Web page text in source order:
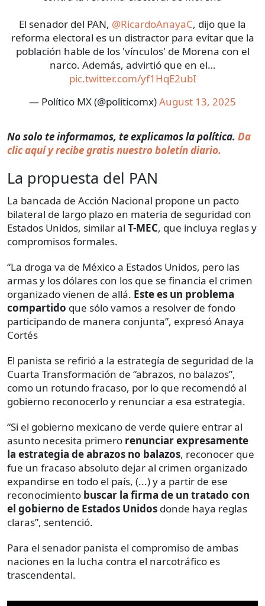
El senador del PAN, @RicardoAnayaC, dijo que la
reforma electoral es un distractor para evitar que la
población hable de los 'vínculos' de Morena con el
narco. Además, advirtió que en el…
pic.twitter.com/yf1HqE2ubI
— Político MX (@politicomx)August 13, 2025
No solo te informamos, te explicamos la política. Da
clic aquí y recibe gratis nuestro boletín diario.
La propuesta del PAN
La bancada de Acción Nacional propone un pacto
bilateral de largo plazo en materia de seguridad con
Estados Unidos, similar al T-MEC, que incluya reglas y
compromisos formales.
“La droga va de México a Estados Unidos, pero las
armas y los dólares con los que se financia el crimen
organizado vienen de allá. Este es un problema
compartido que sólo vamos a resolver de fondo
participando de manera conjunta”, expresó Anaya
Cortés
El panista se refirió a la estrategía de seguridad de la
Cuarta Transformación de “abrazos, no balazos”,
como un rotundo fracaso, por lo que recomendó al
gobierno reconocerlo y renunciar a esa estrategia.
“Si el gobierno mexicano de verde quiere entrar al
asunto necesita primero renunciar expresamente
la estrategia de abrazos no balazos, reconocer que
fue un fracaso absoluto dejar al crimen organizado
expandirse en todo el país, (...) y a partir de ese
reconocimiento buscar la firma de un tratado con
el gobierno de Estados Unidos donde haya reglas
claras”, sentenció.
Para el senador panista el compromiso de ambas
naciones en la lucha contra el narcotráfico es
trascendental.